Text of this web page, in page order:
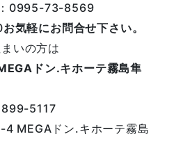
0995-73-8569
お気軽にお問合せ下さい。
いの方は
ドン.キホーテ霧島隼
899-5117
MEGAドン.キホーテ霧島